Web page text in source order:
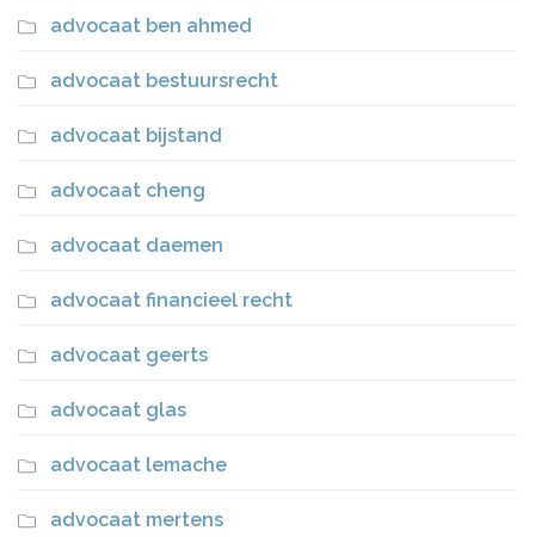
advocaat ben ahmed
advocaat bestuursrecht
advocaat bijstand
advocaat cheng
advocaat daemen
advocaat financieel recht
advocaat geerts
advocaat glas
advocaat lemache
advocaat mertens